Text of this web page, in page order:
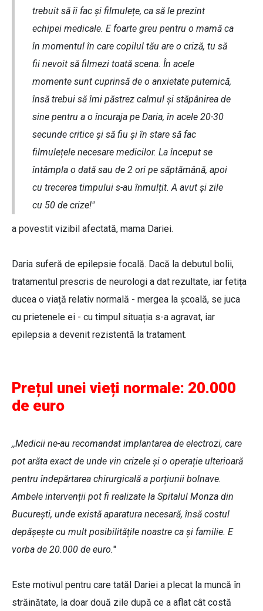
trebuit să îi fac și filmulețe, ca să le prezint
echipei medicale. E foarte greu pentru o mamă ca
în momentul în care copilul tău are o criză, tu să
fii nevoit să filmezi toată scena. În acele
momente sunt cuprinsă de o anxietate puternică,
însă trebui să îmi păstrez calmul și stăpânirea de
sine pentru a o încuraja pe Daria, în acele 20-30
secunde critice și să fiu și în stare să fac
filmulețele necesare medicilor. La început se
întâmpla o dată sau de 2 ori pe săptămână, apoi
cu trecerea timpului s-au înmulțit. A avut și zile
cu 50 de crize!"
a povestit vizibil afectată, mama Dariei.
Daria suferă de epilepsie focală. Dacă la debutul bolii,
tratamentul prescris de neurologi a dat rezultate, iar fetița
ducea o viață relativ normală - mergea la școală, se juca
cu prietenele ei - cu timpul situația s-a agravat, iar
epilepsia a devenit rezistentă la tratament.
Prețul unei vieți normale: 20.000
de euro
,,Medicii ne-au recomandat implantarea de electrozi, care
pot arăta exact de unde vin crizele și o operație ulterioară
pentru îndepărtarea chirurgicală a porțiunii bolnave.
Ambele intervenții pot fi realizate la Spitalul Monza din
București, unde există aparatura necesară, însă costul
depășește cu mult posibilitățile noastre ca și familie. E
vorba de 20.000 de euro."
Este motivul pentru care tatăl Dariei a plecat la muncă în
străinătate, la doar două zile după ce a aflat cât costă